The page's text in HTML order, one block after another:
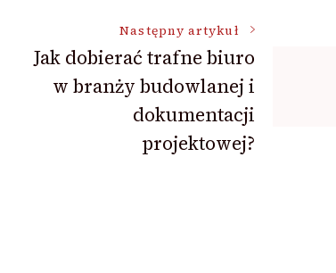
Następny artykuł
Jak dobierać trafne biuro
w branży budowlanej i
dokumentacji
projektowej?